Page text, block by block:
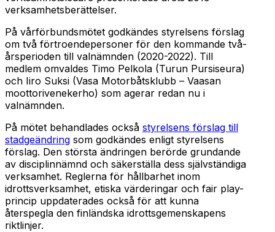
verksamhetsberättelser.
På vårförbundsmötet godkändes styrelsens förslag
om två förtroendepersoner för den kommande två-
årsperioden till valnämnden (2020-2022). Till
medlem omvaldes Timo Pelkola (Turun Pursiseura)
och Iiro Suksi (Vasa Motorbåtsklubb – Vaasan
moottorivenekerho) som agerar redan nu i
valnämnden.
På mötet behandlades också styrelsens förslag till
stadgeändring som godkändes enligt styrelsens
förslag. Den största ändringen berörde grundande
av disciplinnämnd och säkerställa dess självständiga
verksamhet. Reglerna för hållbarhet inom
idrottsverksamhet, etiska värderingar och fair play-
princip uppdaterades också för att kunna
återspegla den finländska idrottsgemenskapens
riktlinjer.